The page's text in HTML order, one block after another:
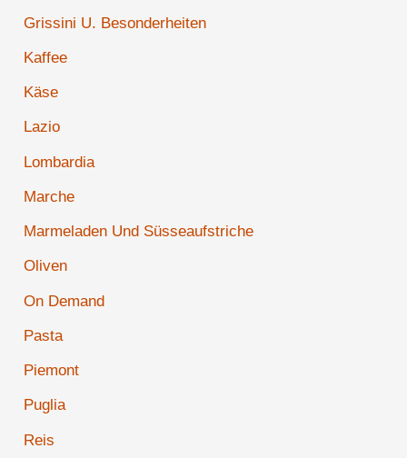
Grissini U. Besonderheiten
Kaffee
Käse
Lazio
Lombardia
Marche
Marmeladen Und Süsseaufstriche
Oliven
On Demand
Pasta
Piemont
Puglia
Reis